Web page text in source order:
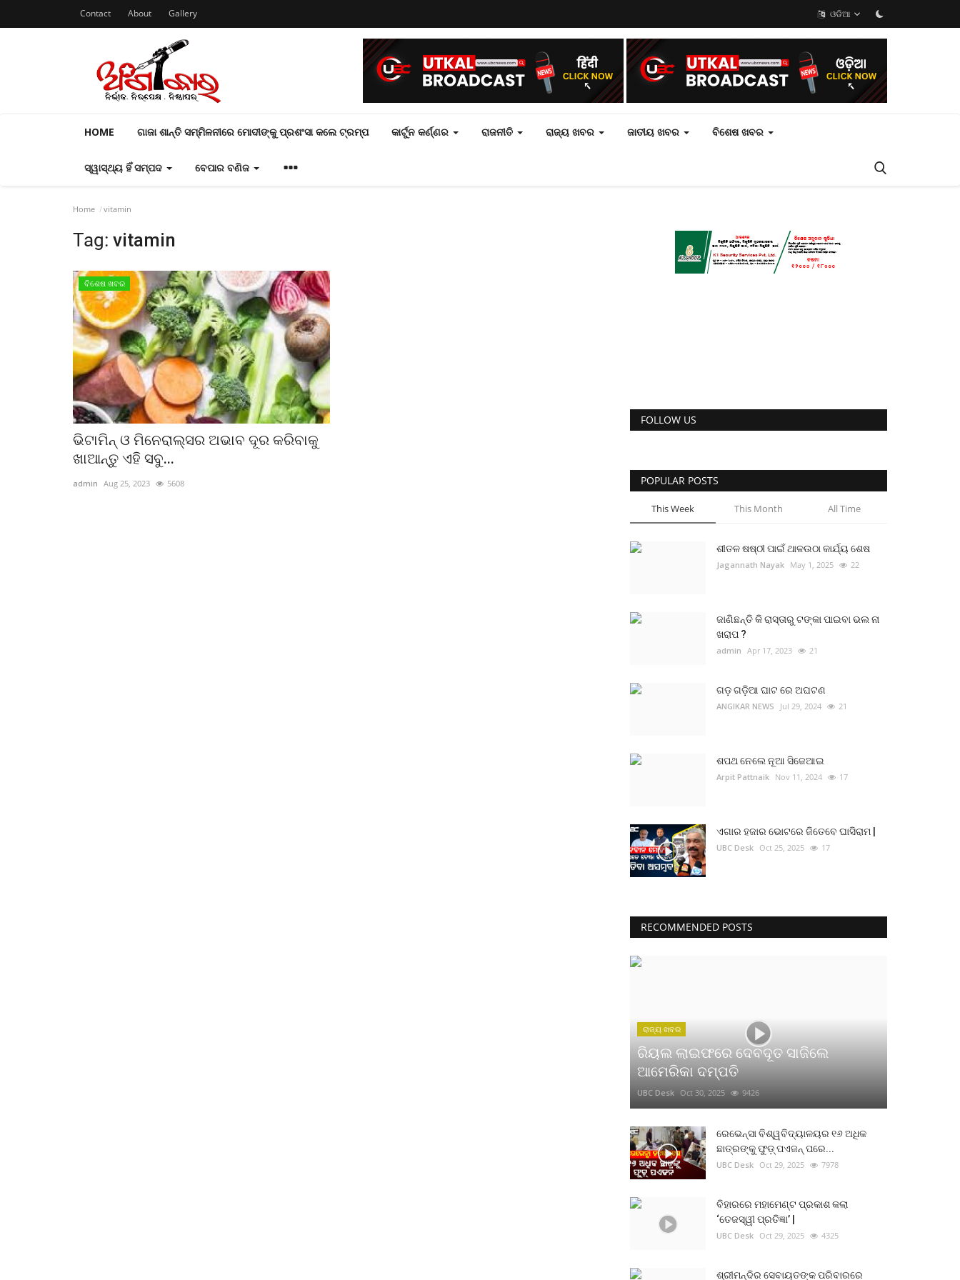
Contact About Gallery ଓଡିଆ
HOME ଗାଜା ଶାନ୍ତି ସମ୍ମିଳନୀରେ ମୋଦୀଙ୍କୁ ପ୍ରଶଂସା କଲେ ଟ୍ରମ୍ପ କାର୍ଟୁନ କର୍ଣ୍ଣର ରାଜନୀତି ରାଜ୍ୟ ଖବର ଜାତୀୟ ଖବର ବିଶେଷ ଖବର
ସ୍ୱାସ୍ଥ୍ୟ ହିଁ ସମ୍ପଦ ବେପାର ବଣିଜ
Home vitamin
Tag: vitamin
ବିଶେଷ ଖବର
ଭିଟାମିନ୍‌ ଓ ମିନେରାଲ୍ସର ଅଭାବ ଦୂର କରିବାକୁ
ଖାଆନ୍ତୁ ଏହି ସବୁ...
admin Aug 25, 2023 5608
FOLLOW US
POPULAR POSTS
This Week This Month All Time
ଶୀତଳ ଷଷ୍ଠୀ ପାଇଁ ଥାଳଉଠା କାର୍ଯ୍ୟ ଶେଷ
Jagannath Nayak May 1, 2025 22
ଜାଣିଛନ୍ତି କି ରାସ୍ତାରୁ ଟଙ୍କା ପାଇବା ଭଲ ନା
ଖରାପ ?
admin Apr 17, 2023 21
ଗଡ଼ ଗଡ଼ିଆ ଘାଟ ରେ ଅଘଟଣ
ANGIKAR NEWS Jul 29, 2024 21
ଶପଥ ନେଲେ ନୂଆ ସିଜେଆଇ
Arpit Pattnaik Nov 11, 2024 17
ଏଗାର ହଜାର ଭୋଟରେ ଜିତେବେ ଘାସିରାମ |
UBC Desk Oct 25, 2025 17
RECOMMENDED POSTS
ରାଜ୍ୟ ଖବର
ରିୟଲ ଲାଇଫରେ ଦେବଦୂତ ସାଜିଲେ
ଆମେରିକା ଦମ୍ପତି
UBC Desk Oct 30, 2025 9426
ରେଭେନ୍ସା ବିଶ୍ୱବିଦ୍ୟାଳୟର ୧୬ ଅଧିକ
ଛାତ୍ରଙ୍କୁ ଫୁଡ଼୍ ପଏଜନ୍ ପରେ...
UBC Desk Oct 29, 2025 7978
ବିହାରରେ ମହାମେଣ୍ଟ ପ୍ରକାଶ କଲା
‘ତେଜସ୍ୱୀ ପ୍ରତିଜ୍ଞା’ |
UBC Desk Oct 29, 2025 4325
ଶ୍ରୀମନ୍ଦିର ସେବାୟତଙ୍କ ପରିବାରରେ